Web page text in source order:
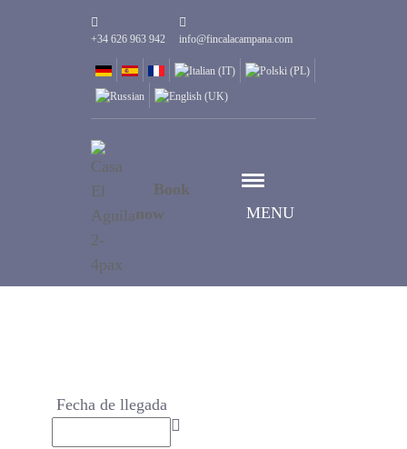
+34 626 963 942 info@fincalacampana.com
MENU
Book
now
Fecha de llegada